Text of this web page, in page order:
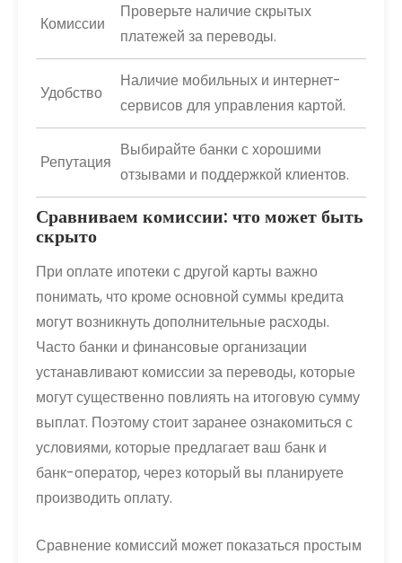
Комиссии
Проверьте наличие скрытых
платежей за переводы.
Удобство
Наличие мобильных и интернет-
сервисов для управления картой.
Репутация
Выбирайте банки с хорошими
отзывами и поддержкой клиентов.
Сравниваем комиссии: что может быть
скрыто
При оплате ипотеки с другой карты важно
понимать, что кроме основной суммы кредита
могут возникнуть дополнительные расходы.
Часто банки и финансовые организации
устанавливают комиссии за переводы, которые
могут существенно повлиять на итоговую сумму
выплат. Поэтому стоит заранее ознакомиться с
условиями, которые предлагает ваш банк и
банк-оператор, через который вы планируете
производить оплату.
Сравнение комиссий может показаться простым